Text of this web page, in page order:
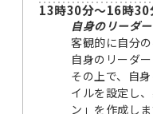
13時30分～16時30
自身のリーダ
客観的に自分
自身のリーダ
その上で、自
イルを設定し
ン」を作成しま